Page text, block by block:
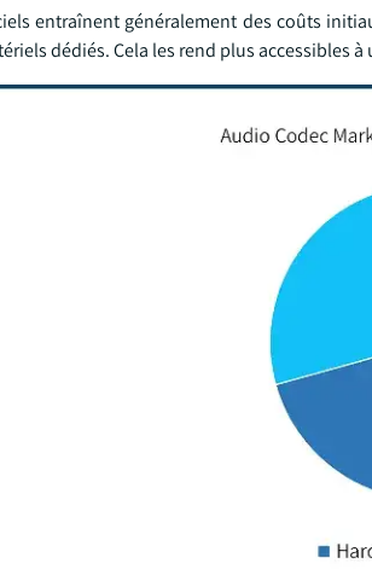
entraînent généralement des coûts
dédiés. Cela les rend plus accessibles